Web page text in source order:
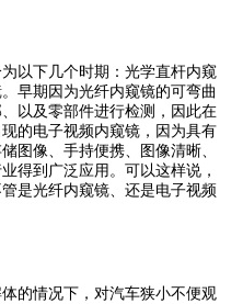
以下几个时期：光学直杆内窥
早期因为光纤内窥镜的可弯曲
以及零部件进行检测，因此在
的电子视频内窥镜，因为具有
图像、手持便携、图像清晰、
得到广泛应用。可以这样说，
是光纤内窥镜、还是电子视频
的情况下，对汽车狭小不便观